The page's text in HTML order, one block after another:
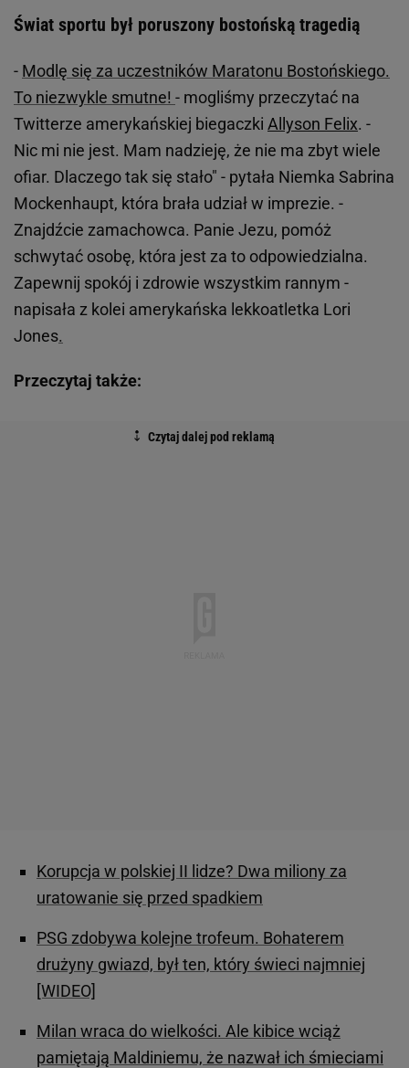
Świat sportu był poruszony bostońską tragedią
- Modlę się za uczestników Maratonu Bostońskiego.
To niezwykle smutne! - mogliśmy przeczytać na
Twitterze amerykańskiej biegaczki Allyson Felix. -
Nic mi nie jest. Mam nadzieję, że nie ma zbyt wiele
ofiar. Dlaczego tak się stało" - pytała Niemka Sabrina
Mockenhaupt, która brała udział w imprezie. -
Znajdźcie zamachowca. Panie Jezu, pomóż
schwytać osobę, która jest za to odpowiedzialna.
Zapewnij spokój i zdrowie wszystkim rannym -
napisała z kolei amerykańska lekkoatletka Lori
Jones.
Przeczytaj także:
Korupcja w polskiej II lidze? Dwa miliony za
uratowanie się przed spadkiem
PSG zdobywa kolejne trofeum. Bohaterem
drużyny gwiazd, był ten, który świeci najmniej
[WIDEO]
Milan wraca do wielkości. Ale kibice wciąż
pamiętają Maldiniemu, że nazwał ich śmieciami